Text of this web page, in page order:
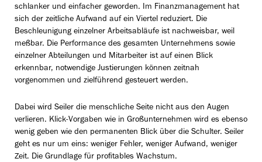
schlanker und einfacher geworden. Im Finanzmanagement hat
sich der zeitliche Aufwand auf ein Viertel reduziert. Die
Beschleunigung einzelner Arbeitsabläufe ist nachweisbar, weil
meßbar. Die Performance des gesamten Unternehmens sowie
einzelner Abteilungen und Mitarbeiter ist auf einen Blick
erkennbar, notwendige Justierungen können zeitnah
vorgenommen und zielführend gesteuert werden.
Dabei wird Seiler die menschliche Seite nicht aus den Augen
verlieren. Klick-Vorgaben wie in Großunternehmen wird es ebenso
wenig geben wie den permanenten Blick über die Schulter. Seiler
geht es nur um eins: weniger Fehler, weniger Aufwand, weniger
Zeit. Die Grundlage für profitables Wachstum.